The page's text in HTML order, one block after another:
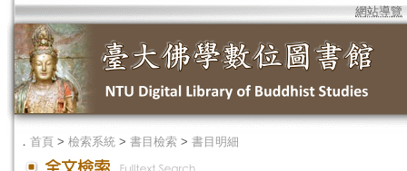
網站導覽
． 首頁 > 檢索系統 > 書目檢索 > 書目明細